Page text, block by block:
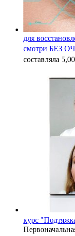
для
смотри БЕЗ
составляла
курс